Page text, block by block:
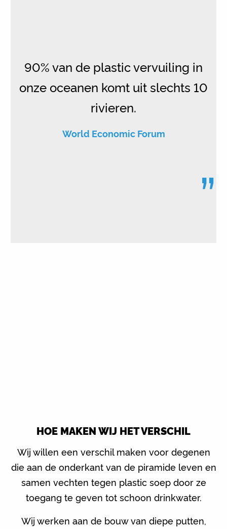
90% van de plastic vervuiling in
onze oceanen komt uit slechts 10
rivieren.
World Economic Forum
”
HOE MAKEN WIJ HET VERSCHIL
Wij willen een verschil maken voor degenen
die aan de onderkant van de piramide leven en
samen vechten tegen plastic soep door ze
toegang te geven tot schoon drinkwater.
Wij werken aan de bouw van diepe putten,